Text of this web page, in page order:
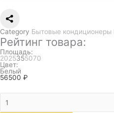
Category Бытовые кондиционеры
Рейтинг товара:
Площадь:
2025355070
Цвет:
Белый
56500 ₽